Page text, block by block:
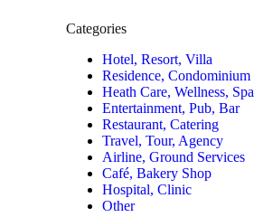
Categories
Hotel, Resort, Villa
Residence, Condominium
Heath Care, Wellness, Spa
Entertainment, Pub, Bar
Restaurant, Catering
Travel, Tour, Agency
Airline, Ground Services
Café, Bakery Shop
Hospital, Clinic
Other